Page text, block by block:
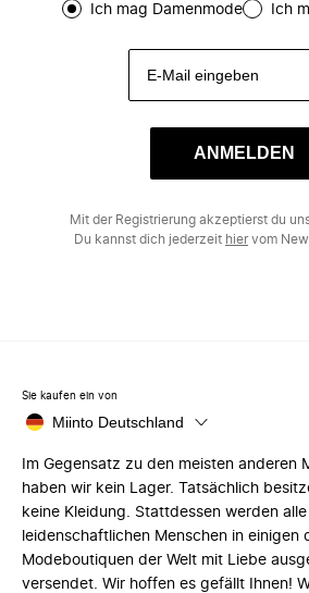
Ich mag Damenmode Ich
ANMELDEN
Mit der Registrierung akzeptierst du
Du kannst dich jederzeit hiervom
Sie kaufen ein von
Miinto Deutschland
Im Gegensatz zu den meisten anderen
haben wir kein Lager. Tatsächlich
keine Kleidung. Stattdessen werden
leidenschaftlichen Menschen in einigen
Modeboutiquen der Welt mit Liebe
versendet. Wir hoffen es gefällt Ihnen!